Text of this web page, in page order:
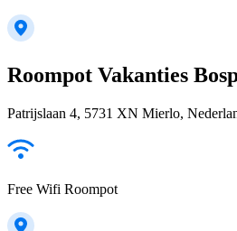
Roompot Vakanties
Patrijslaan 4, 5731 XN Mierlo,
Free Wifi Roompot